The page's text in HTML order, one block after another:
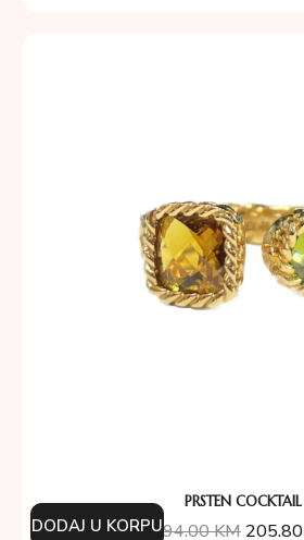
PRSTEN COCKTAIL
294.00KM 205.80
DODAJ U KORPU